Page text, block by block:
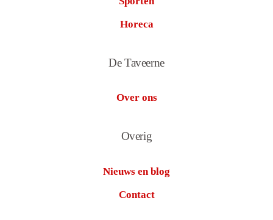
Horeca
De Taveerne
Over ons
Overig
Nieuws en blog
Contact